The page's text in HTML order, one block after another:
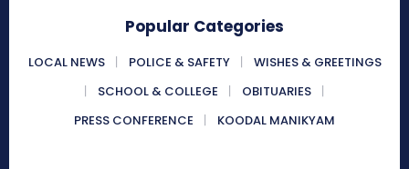
Popular Categories
LOCAL NEWS POLICE & SAFETY
WISHES & GREETINGS
SCHOOL & COLLEGE
OBITUARIES
PRESS CONFERENCE
KOODAL MANIKYAM